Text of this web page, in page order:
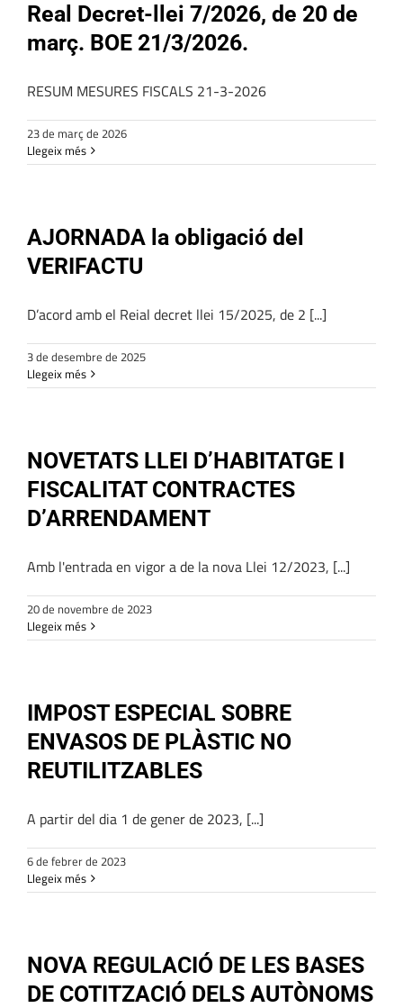
Real Decret-llei 7/2026, de 20 de
març. BOE 21/3/2026.
RESUM MESURES FISCALS 21-3-2026
23 de març de 2026
Llegeix més
AJORNADA la obligació del
VERIFACTU
D’acord amb el Reial decret llei 15/2025, de 2 [...]
3 de desembre de 2025
Llegeix més
NOVETATS LLEI D’HABITATGE I
FISCALITAT CONTRACTES
D’ARRENDAMENT
Amb l'entrada en vigor a de la nova Llei 12/2023, [...]
20 de novembre de 2023
Llegeix més
IMPOST ESPECIAL SOBRE
ENVASOS DE PLÀSTIC NO
REUTILITZABLES
A partir del dia 1 de gener de 2023, [...]
6 de febrer de 2023
Llegeix més
NOVA REGULACIÓ DE LES BASES
DE COTITZACIÓ DELS AUTÒNOMS